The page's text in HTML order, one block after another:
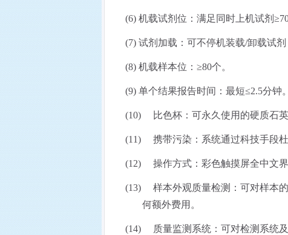
(6) 机载试剂位：满足同时上机试剂≥
(7) 试剂加载：可不停机装载/卸载试剂
(8) 机载样本位：≥80个。
(9) 单个结果报告时间：最短≤2.5分钟。
(10) 比色杯：可永久使用的硬质石
(11) 携带污染：系统通过科技手段
(12) 操作方式：彩色触摸屏全中文
(13)
样本外观质量检测：可对样本
何额外费用。
(14)
质量监测系统：可对检测系统